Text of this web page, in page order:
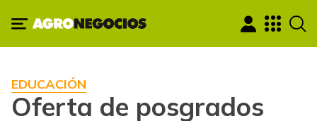
EDUCACIÓN
Oferta de posgrados